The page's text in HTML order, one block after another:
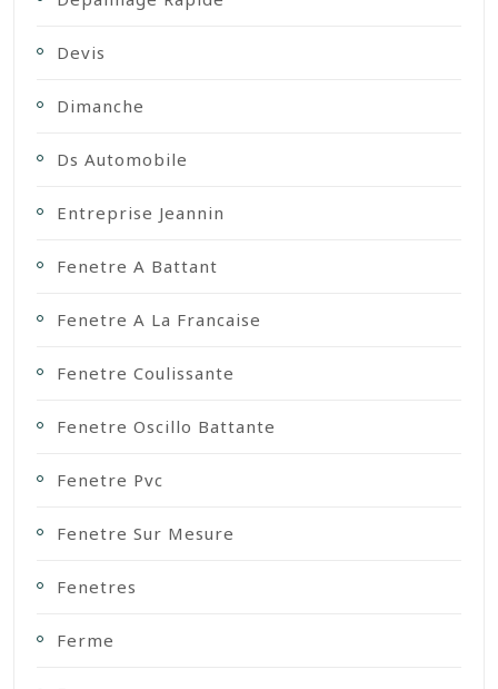
Devis
Dimanche
Ds Automobile
Entreprise Jeannin
Fenetre A Battant
Fenetre A La Francaise
Fenetre Coulissante
Fenetre Oscillo Battante
Fenetre Pvc
Fenetre Sur Mesure
Fenetres
Ferme